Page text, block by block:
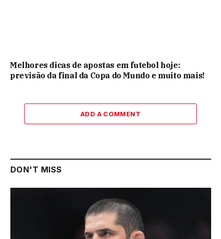
Melhores dicas de apostas em futebol hoje:
previsão da final da Copa do Mundo e muito mais!
ADD A COMMENT
DON'T MISS